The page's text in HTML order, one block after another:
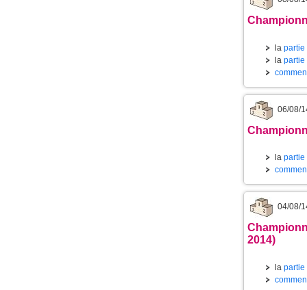
la partie
la partie
06/08/
la partie
04/08/
2014)
la partie